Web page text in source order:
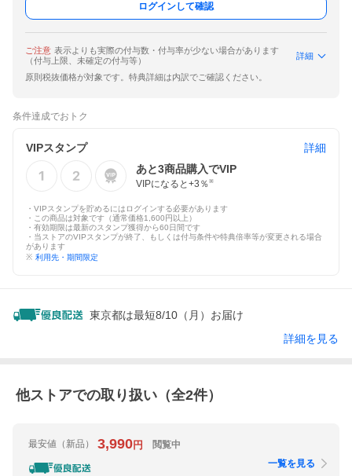
ログインして確認
ご注意 表示よりも実際の付与数・付与率が少ない場合があります
（付与上限、未確定の付与等）
詳細
原則税抜価格が対象です。特典詳細は内訳でご確認ください。
条件達成でおトク
VIPスタンプ
詳細
あと3商品購入でVIP
VIPになると+3 ％ ※
・VIPスタンプを貯めるにはログインする必要があります
・この商品は対象です（通常価格1,600円以上）
・有効期限は最新のスタンプ獲得から60日間です
・当ストアのVIPスタンプが終了、もしくは付与条件や特典倍率等が変更される場合
があります
※ 利用先・期間限定
東京都は最短8/10（月）お届け
詳細を見る
他ストアでの取り扱い（全2件）
最安値 （新品） 3,990円 閲覧中
一覧を見る